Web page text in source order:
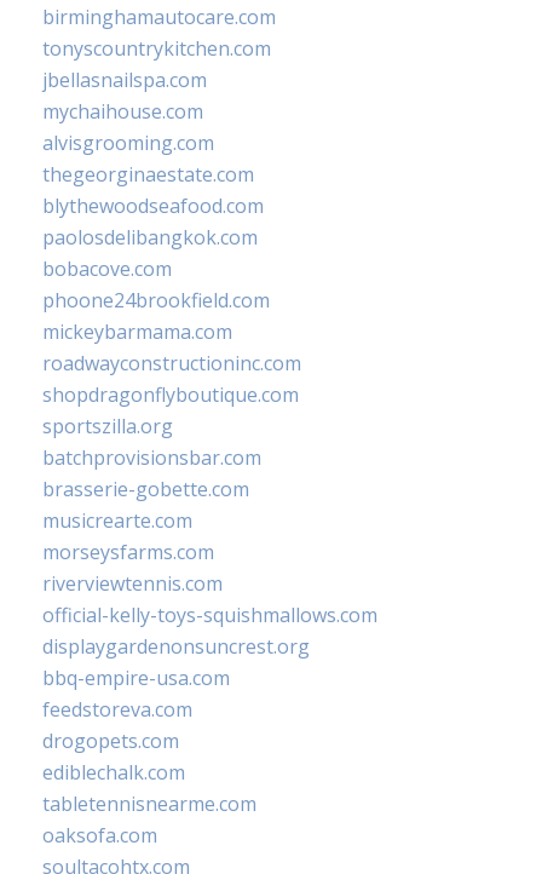
birminghamautocare.com
tonyscountrykitchen.com
jbellasnailspa.com
mychaihouse.com
alvisgrooming.com
thegeorginaestate.com
blythewoodseafood.com
paolosdelibangkok.com
bobacove.com
phoone24brookfield.com
mickeybarmama.com
roadwayconstructioninc.com
shopdragonflyboutique.com
sportszilla.org
batchprovisionsbar.com
brasserie-gobette.com
musicrearte.com
morseysfarms.com
riverviewtennis.com
official-kelly-toys-squishmallows.com
displaygardenonsuncrest.org
bbq-empire-usa.com
feedstoreva.com
drogopets.com
ediblechalk.com
tabletennisnearme.com
oaksofa.com
soultacohtx.com